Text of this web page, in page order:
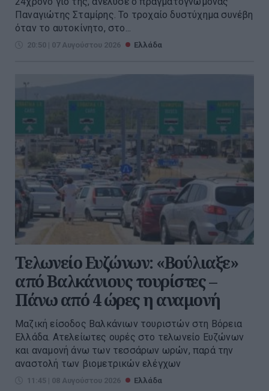
Παναγιώτης Σταμίρης. Το τροχαίο δυστύχημα συνέβη
όταν το αυτοκίνητο, στο...
20:50 | 07 Αυγούστου 2026 Ελλάδα
Τελωνείο Ευζώνων: «Βούλιαξε»
από Βαλκάνιους τουρίστες –
Πάνω από 4 ώρες η αναμονή
Μαζική είσοδος Βαλκάνιων τουριστών στη Βόρεια
Ελλάδα. Ατελείωτες ουρές στο τελωνείο Ευζώνων
και αναμονή άνω των τεσσάρων ωρών, παρά την
αναστολή των βιομετρικών ελέγχων
11:45 | 08 Αυγούστου 2026 Ελλάδα